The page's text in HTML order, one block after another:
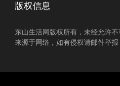
版权信息
东山生活网版权所有，未经允许
来源于网络，如有侵权请邮件举报